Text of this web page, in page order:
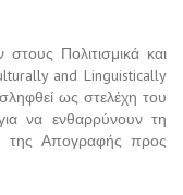
Πολιτισμικά και
and Linguistically
ως στελέχη του
να ενθαρρύνουν τη
της Απογραφής προς